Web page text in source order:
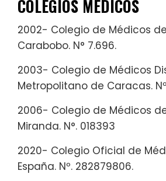
COLEGIOS MÉDICOS
2002- Colegio de Médicos
Carabobo. N° 7.696.
2003- Colegio de Médicos
Metropolitano de Caracas.
2006- Colegio de Médicos
Miranda. N°. 018393
2020- Colegio Oficial de
España. Nº. 282879806.